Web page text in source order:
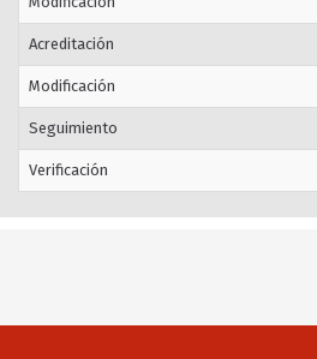
Acreditación
Modificación
Seguimiento
Verificación